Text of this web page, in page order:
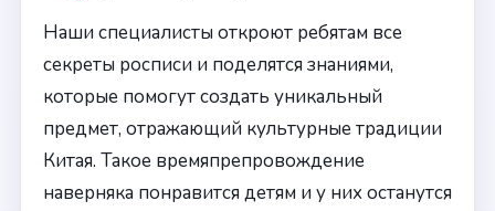
Наши специалисты откроют ребятам все
секреты росписи и поделятся знаниями,
которые помогут создать уникальный
предмет, отражающий культурные традиции
Китая. Такое времяпрепровождение
наверняка понравится детям и у них останутся